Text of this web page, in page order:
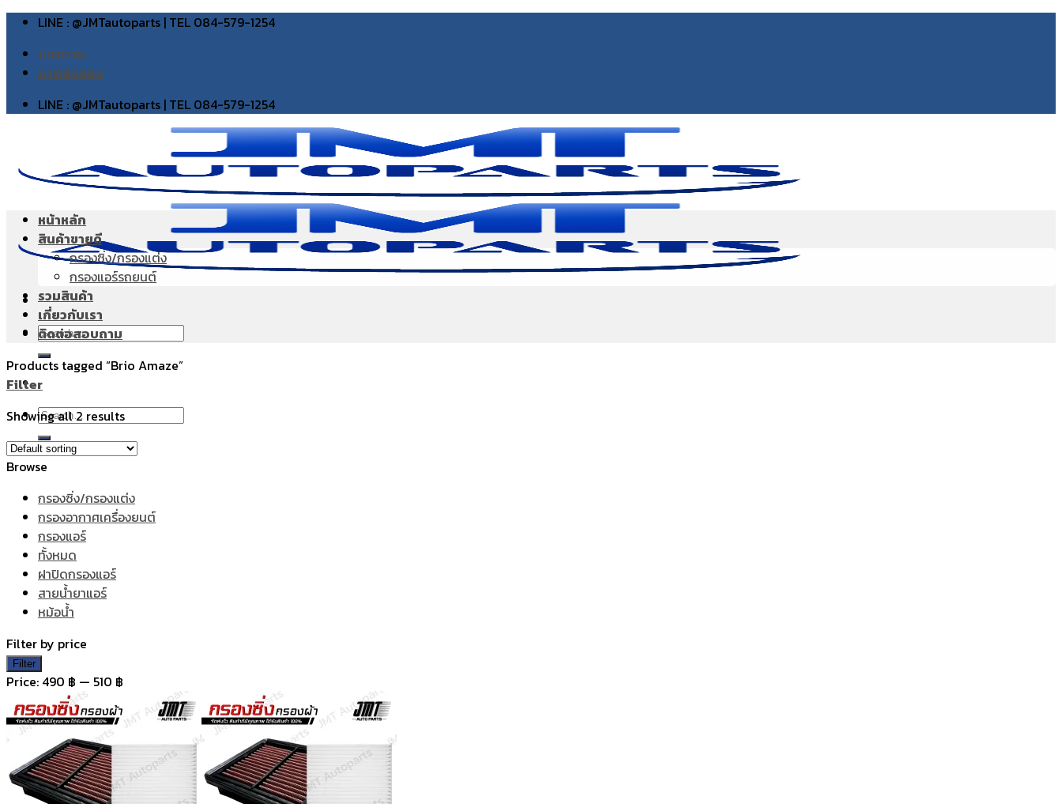
Skip
content
LINE : @JMTautoparts | TEL 084-579-1254
บทความ
ภาพส่งของ
LINE : @JMTautoparts | TEL 084-579-1254
Search
for:
Search
for:
หน้าหลัก
สินค้าขายดี
กรองซิ่ง/กรองแต่ง
กรองแอร์รถยนต์
รวมสินค้า
เกี่ยวกับเรา
ติดต่อสอบถาม
Products tagged “Brio Amaze”
Filter
Showing all 2 results
Browse
กรองซิ่ง/กรองแต่ง
กรองอากาศเครื่องยนต์
กรองแอร์
ทั้งหมด
ฝาปิดกรองแอร์
สายน้ำยาแอร์
หม้อน้ำ
Filter by price
Min
price
Max
price
Filter
Price: 490 ฿ — 510 ฿